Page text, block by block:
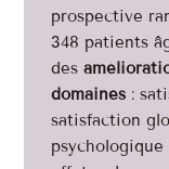
prospective
348 patients
des
domaines :
satisfaction